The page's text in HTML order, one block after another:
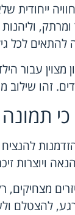
ייחודית
להתאים לכל
מצוין עבור
זהו שילוב
כי
ויוצרות
מצחיקים,
להצטלם